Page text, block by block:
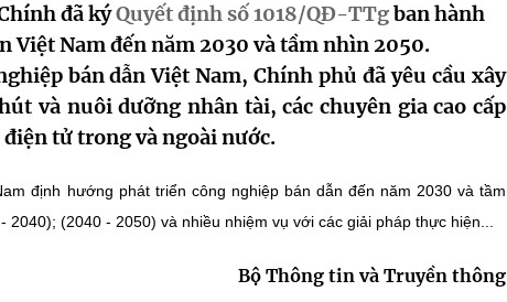
đã kýQuyết định số 1018/QĐ-TTgban hành
Việt Nam đến năm 2030 và tầm nhìn 2050.
bán dẫn Việt Nam, Chính phủ đã yêu cầu xây
và nuôi dưỡng nhân tài, các chuyên gia cao cấp
tử trong và ngoài nước.
định hướng phát triển công nghiệp bán dẫn đến năm 2030 và tầm
(2040 - 2050) và nhiều nhiệm vụ với các giải pháp thực hiện...
Bộ Thông tin và Truyền thông